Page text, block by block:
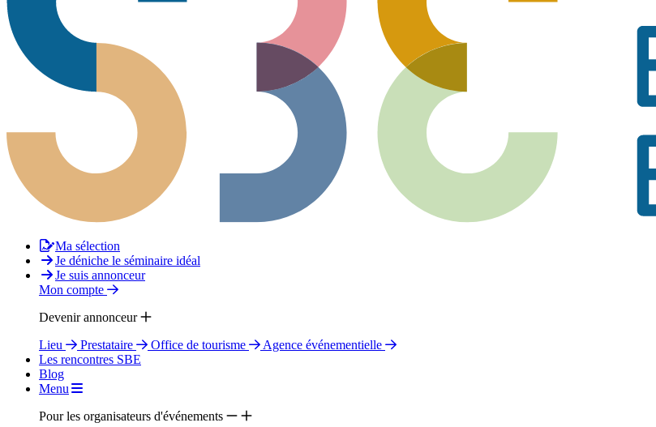
Ma sélection
Je déniche le séminaire idéal
Je suis annonceur
Mon compte
Devenir annonceur
Lieu
Prestataire Office de tourisme
Agence événementielle
Les rencontres SBE
Blog
Menu
Pour les organisateurs d'événements